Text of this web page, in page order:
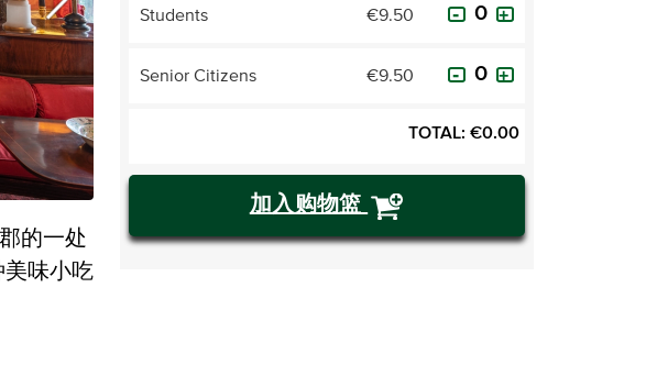
的一处
美味小吃
Students €9.50
Senior Citizens €9.50
TOTAL: €0.00
加入购物篮